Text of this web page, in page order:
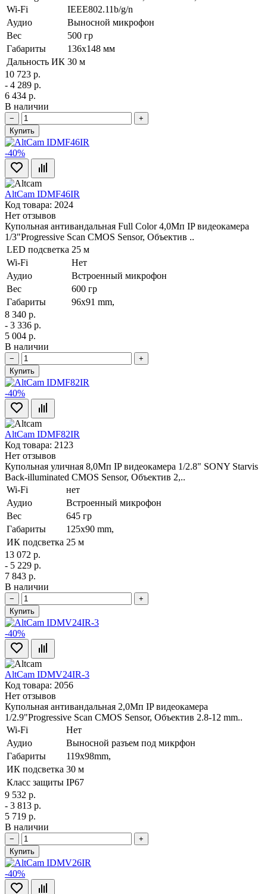
Wi-Fi
IEEE802.11b/g/n
Аудио
Выносной микрофон
Вес
500 гр
Габариты
136x148 мм
Дальность ИК 30 м
10 723 р.
- 4 289 р.
6 434 р.
В наличии
−
+
Купить
-40%
AltCam IDMF46IR
Код товара: 2024
Нет отзывов
Купольная антивандальная Full Color 4,0Мп IP видеокамера
1/3"Progressive Scan CMOS Sensor, Объектив ..
LED подсветка 25 м
Wi-Fi
Нет
Аудио
Встроенный микрофон
Вес
600 гр
Габариты
96х91 mm,
8 340 р.
- 3 336 р.
5 004 р.
В наличии
−
+
Купить
-40%
AltCam IDMF82IR
Код товара: 2123
Нет отзывов
Купольная уличная 8,0Мп IP видеокамера 1/2.8" SONY Starvis
Back-illuminated CMOS Sensor, Объектив 2,..
Wi-Fi
нет
Аудио
Встроенный микрофон
Вес
645 гр
Габариты
125х90 mm,
ИК подсветка 25 м
13 072 р.
- 5 229 р.
7 843 р.
В наличии
−
+
Купить
-40%
AltCam IDMV24IR-3
Код товара: 2056
Нет отзывов
Купольная антивандальная 2,0Мп IP видеокамера
1/2.9"Progressive Scan CMOS Sensor, Объектив 2.8-12 mm..
Wi-Fi
Нет
Аудио
Выносной разъем под микрфон
Габариты
119х98mm,
ИК подсветка 30 м
Класс защиты IP67
9 532 р.
- 3 813 р.
5 719 р.
В наличии
−
+
Купить
-40%